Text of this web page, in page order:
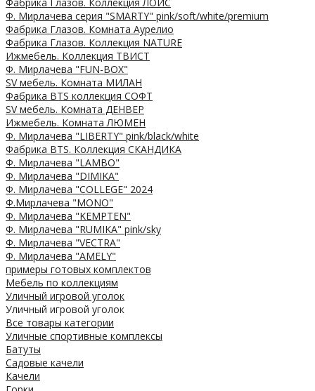
Ф. Мирлачева серия "SMARTY" pink/soft/white/premium
Фабрика Глазов. Комната Аурелио
Фабрика Глазов. Коллекция NATURE
Ижмебель. Коллекция ТВИСТ
Ф. Мирлачева "FUN-BOX"
SV мебель. Комната МИЛАН
Фабрика BTS коллекция СОФТ
SV мебель. Комната ДЕНВЕР
Ижмебель. Комната ЛЮМЕН
Ф. Мирлачева "LIBERTY" pink/black/white
Фабрика BTS. Коллекция СКАНДИКА
Ф. Мирлачева "LAMBO"
Ф. Мирлачева "DIMIKA"
Ф. Мирлачева "COLLEGE" 2024
Ф.Мирлачева "MONO"
Ф. Мирлачева "KEMPTEN"
Ф. Мирлачева "RUMIKA" pink/sky
Ф. Мирлачева "VECTRA"
Ф. Мирлачева "AMELY"
примеры готовых комплектов
Мебель по коллекциям
Уличный игровой уголок
Уличный игровой уголок
Все товары категории
Уличные спортивные комплексы
Батуты
Садовые качели
Качели